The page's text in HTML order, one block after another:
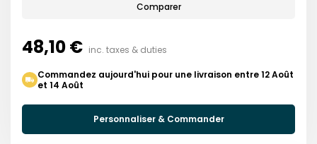
Comparer
48,10 € inc. taxes & duties
Commandez aujourd'hui pour une livraison entre 12 Août
et 14 Août
Personnaliser & Commander